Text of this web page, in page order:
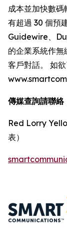
成本並加快數
有超過 30 個預
Guidewire、
的企業系統作
客戶對話。 如
傳媒查詢請聯絡
Red Lorry
表）